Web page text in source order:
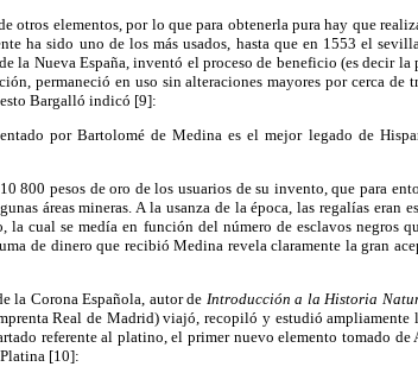
otros elementos, por lo que para obtenerla pura hay que
ha sido uno de los más usados, hasta que en 1553 el
la Nueva España, inventó el proceso de beneficio (es decir
permaneció en uso sin alteraciones mayores por cerca de
Bargalló indicó [9]:
por Bartolomé de Medina es el mejor legado de
800 pesos de oro de los usuarios de su invento, que para
áreas mineras. A la usanza de la época, las regalías eran
la cual se medía en función del número de esclavos negros
de dinero que recibió Medina revela claramente la gran
la Corona Española, autor de Introducción a la Historia
Real de Madrid) viajó, recopiló y estudió ampliamente
referente al platino, el primer nuevo elemento tomado de
[10]: